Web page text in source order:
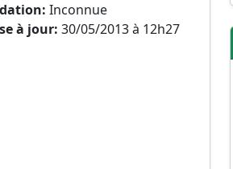
Inconnue
à jour: 30/05/2013 à 12h27